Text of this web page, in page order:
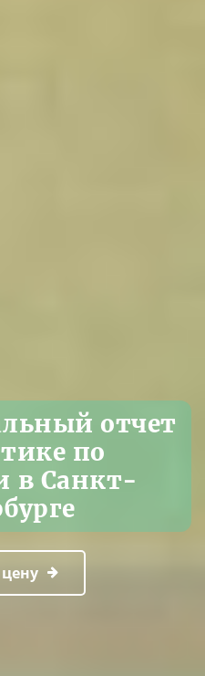
отчет
по
в Санкт-